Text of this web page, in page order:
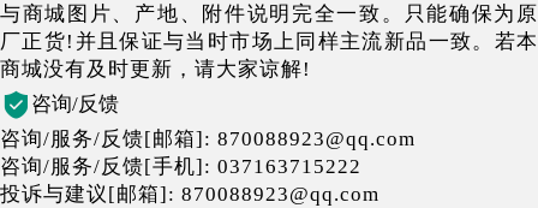
与商城图片、产地、附件说明完全一致。只能确保为原
厂正货!并且保证与当时市场上同样主流新品一致。若本
商城没有及时更新，请大家谅解!
咨询/反馈
咨询/服务/反馈[邮箱]: 870088923@qq.com
咨询/服务/反馈[手机]: 037163715222
投诉与建议[邮箱]: 870088923@qq.com